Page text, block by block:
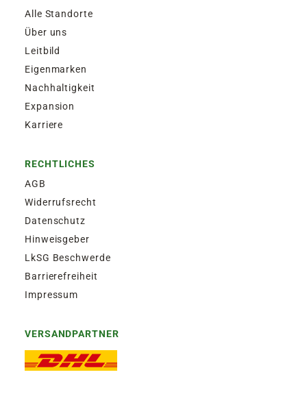
Alle Standorte
Über uns
Leitbild
Eigenmarken
Nachhaltigkeit
Expansion
Karriere
RECHTLICHES
AGB
Widerrufsrecht
Datenschutz
Hinweisgeber
LkSG Beschwerde
Barrierefreiheit
Impressum
VERSANDPARTNER